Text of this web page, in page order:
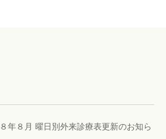
８月 曜日別外来診療表更新のお知ら